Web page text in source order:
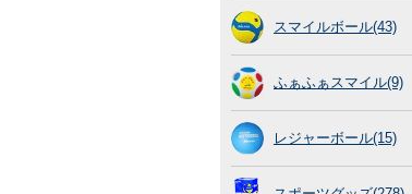
スマイルボール(43)
ふぁふぁスマイル(9)
レジャーボール(15)